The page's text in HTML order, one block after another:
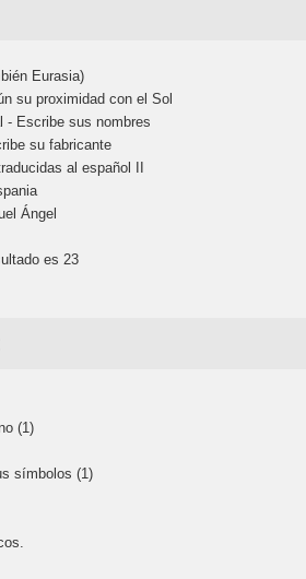
Eurasia)
su proximidad con el Sol
- Escribe sus nombres
su fabricante
al español II
Ángel
es 23
(1)
símbolos (1)